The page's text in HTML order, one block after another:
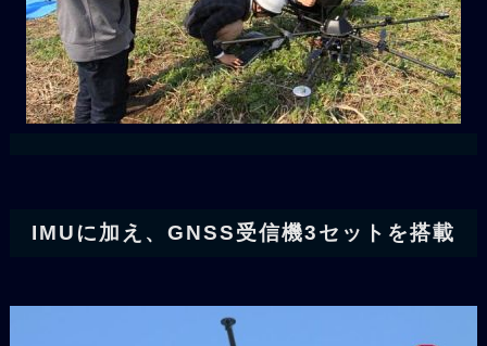
IMUに加え、GNSS受信機3セットを搭載